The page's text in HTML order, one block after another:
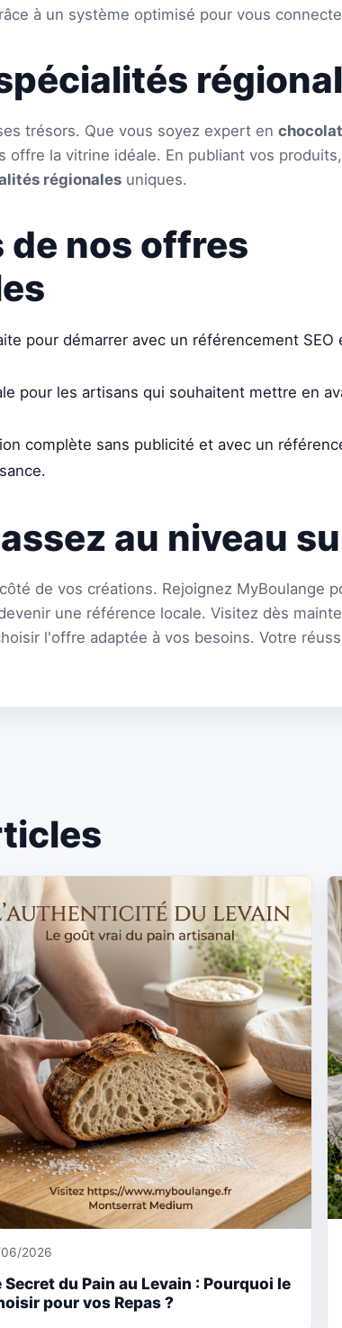
à un système optimisé pour vous
trésors. Que vous soyez expert en
offre la vitrine idéale. En publiant vos
régionales uniques.
de nos offres
pour démarrer avec un référencement SEO
pour les artisans qui souhaitent mettre en
complète sans publicité et avec un
au niveau
de vos créations. Rejoignez MyBoulange
une référence locale. Visitez dès
l'offre adaptée à vos besoins. Votre
06/2026
Secret du Pain au Levain : Pourquoi le
pour vos Repas ?